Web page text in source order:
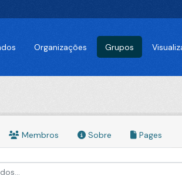
Organizações Grupos
Membros Sobre Pages